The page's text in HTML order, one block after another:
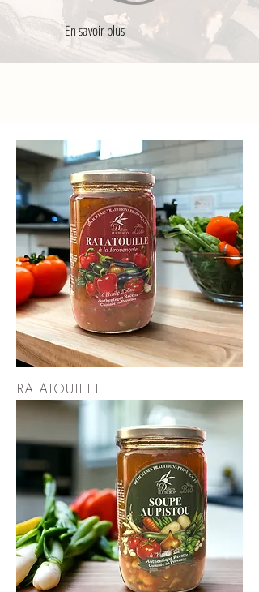
En savoir plus
RATATOUILLE